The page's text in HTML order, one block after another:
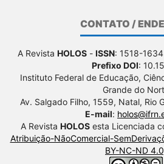
CONTATO /
A Revista HOLOS - ISSN: 1518-1634
Prefixo DOI:
Instituto Federal de Educação,
Grande do
Av. Salgado Filho, 1559, Natal, Rio
E-mail:
A Revista HOLOSesta Licenciada
Atribuição-NãoComercial-
BY-NC-ND